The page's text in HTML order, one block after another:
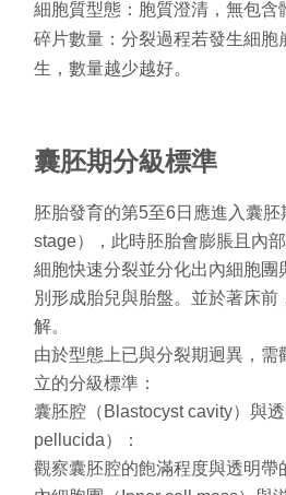
細胞質型態： 胞質澄清，無包含
碎片數量：分裂過程若發生細胞
生，數量越少越好。
囊胚期分級標準
胚胎發育的第5至6日應進入囊胚
stage）， 此時胚胎會膨脹且內
細胞快速分裂並分化出內細胞團
別形成胎兒與胎盤。並於著床前
解。
由於型態上已與分裂期迥異，需
立的分級標準：
囊胚腔（ Blastocyst cavity）與
pellucida）：
觀察囊胚腔的飽滿程度與透明帶